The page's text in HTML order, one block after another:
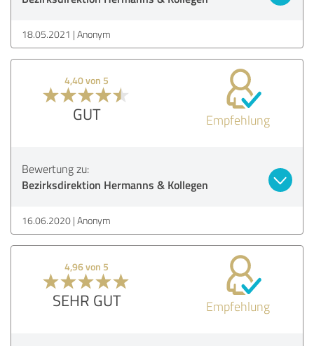
18.05.2021 Anonym
4,40 von 5
GUT Empfehlung
Bewertung zu:
Bezirksdirektion Hermanns & Kollegen
16.06.2020 Anonym
4,96 von 5
SEHR GUT Empfehlung